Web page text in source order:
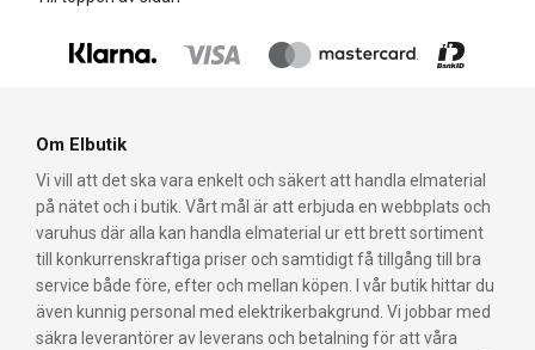
Om Elbutik
Vi vill att det ska vara enkelt och säkert att handla elmaterial
på nätet och i butik. Vårt mål är att erbjuda en webbplats och
varuhus där alla kan handla elmaterial ur ett brett sortiment
till konkurrenskraftiga priser och samtidigt få tillgång till bra
service både före, efter och mellan köpen. I vår butik hittar du
även kunnig personal med elektrikerbakgrund. Vi jobbar med
säkra leverantörer av leverans och betalning för att våra